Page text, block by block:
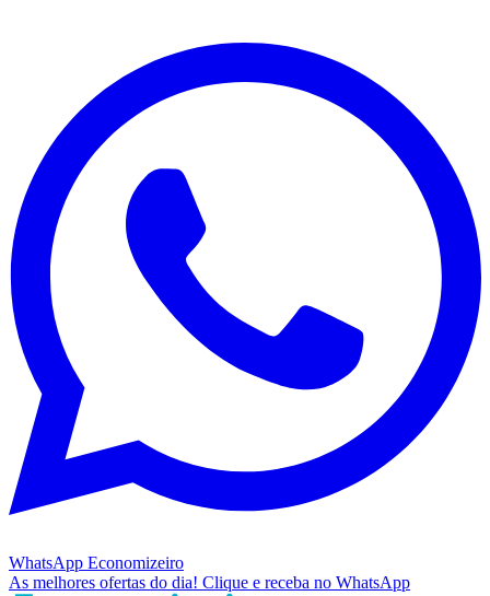
WhatsApp Economizeiro
As melhores ofertas do dia! Clique e receba no WhatsApp